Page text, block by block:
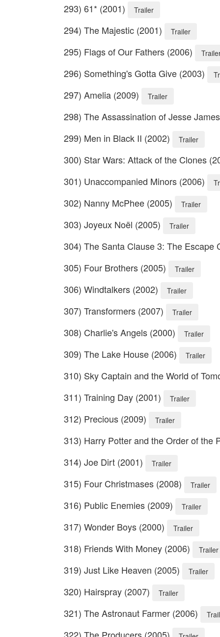
293) 61* (2001) Trailer
294) The Majestic (2001) Trailer
295) Flags of Our Fathers (2006)
296) Something's Gotta Give (2003)
297) Amelia (2009) Trailer
298) The Assassination of Jesse
299) Men in Black II (2002)
Trailer
300) Star Wars: Attack of the Clones
301) Unaccompanied Minors (2006)
302) Nanny McPhee (2005) Trailer
303) Joyeux Noël (2005) Trailer
304) The Santa Clause 3: The Escape
305) Four Brothers (2005)
Trailer
306) Windtalkers (2002) Trailer
307) Transformers (2007) Trailer
308) Charlie's Angels (2000) Trailer
309) The Lake House (2006) Trailer
310) Sky Captain and the World of
311) Training Day (2001)
Trailer
312) Precious (2009) Trailer
313) Harry Potter and the Order of the
314) Joe Dirt (2001)
Trailer
315) Four Christmases (2008) Trailer
316) Public Enemies (2009) Trailer
317) Wonder Boys (2000) Trailer
318) Friends With Money (2006) Trailer
319) Just Like Heaven (2005) Trailer
320) Hairspray (2007) Trailer
321) The Astronaut Farmer (2006)
322) The Producers (2005)